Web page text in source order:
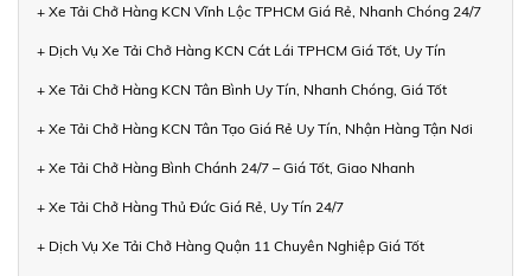
+ Xe Tải Chở Hàng KCN Vĩnh Lộc TPHCM Giá Rẻ, Nhanh Chóng 24/7
+ Dịch Vụ Xe Tải Chở Hàng KCN Cát Lái TPHCM Giá Tốt, Uy Tín
+ Xe Tải Chở Hàng KCN Tân Bình Uy Tín, Nhanh Chóng, Giá Tốt
+ Xe Tải Chở Hàng KCN Tân Tạo Giá Rẻ Uy Tín, Nhận Hàng Tận Nơi
+ Xe Tải Chở Hàng Bình Chánh 24/7 – Giá Tốt, Giao Nhanh
+ Xe Tải Chở Hàng Thủ Đức Giá Rẻ, Uy Tín 24/7
+ Dịch Vụ Xe Tải Chở Hàng Quận 11 Chuyên Nghiệp Giá Tốt